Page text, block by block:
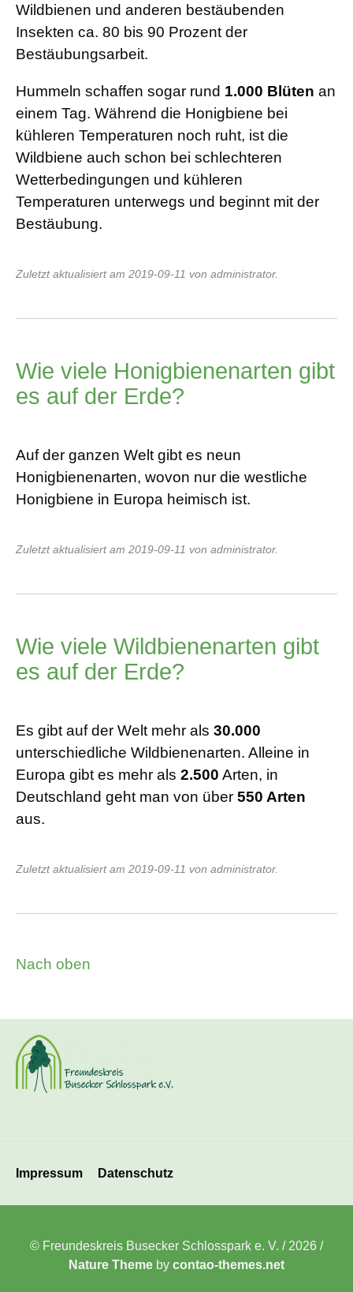
Wildbienen und anderen bestäubenden
Insekten ca. 80 bis 90 Prozent der
Bestäubungsarbeit.
Hummeln schaffen sogar rund 1.000 Blüten an
einem Tag. Während die Honigbiene bei
kühleren Temperaturen noch ruht, ist die
Wildbiene auch schon bei schlechteren
Wetterbedingungen und kühleren
Temperaturen unterwegs und beginnt mit der
Bestäubung.
Zuletzt aktualisiert am 2019-09-11 von administrator.
Wie viele Honigbienenarten gibt
es auf der Erde?
Auf der ganzen Welt gibt es neun
Honigbienenarten, wovon nur die westliche
Honigbiene in Europa heimisch ist.
Zuletzt aktualisiert am 2019-09-11 von administrator.
Wie viele Wildbienenarten gibt
es auf der Erde?
Es gibt auf der Welt mehr als 30.000
unterschiedliche Wildbienenarten. Alleine in
Europa gibt es mehr als 2.500 Arten, in
Deutschland geht man von über 550 Arten
aus.
Zuletzt aktualisiert am 2019-09-11 von administrator.
Nach oben
überspringen
Impressum Datenschutz
© Freundeskreis Busecker Schlosspark e. V. / 2026 /
Nature Theme by contao-themes.net